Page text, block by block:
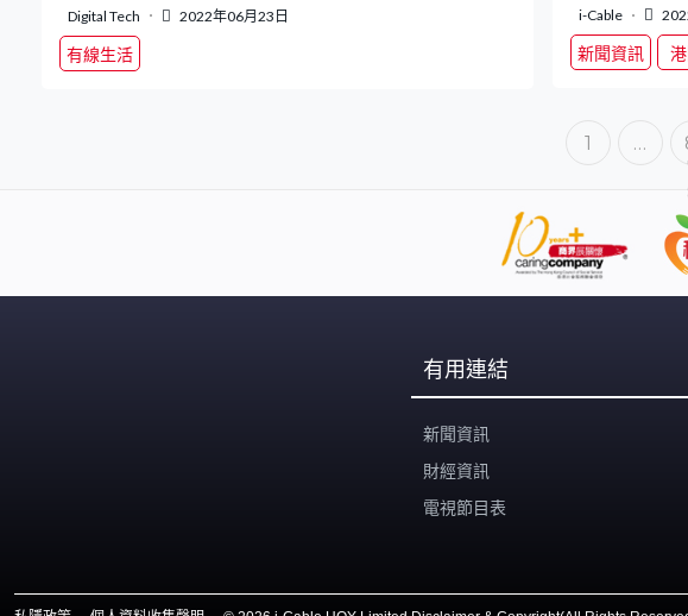
Digital Tech 2022年06月23日
有線生活
i-Cable
新聞資訊
1 …
有用連結
新聞資訊
財經資訊
電視節目表